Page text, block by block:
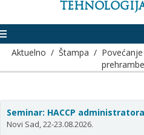
Aktuelno / Štampa /
Seminar: HACCP administratora
Novi Sad, 22-23.08.2026.